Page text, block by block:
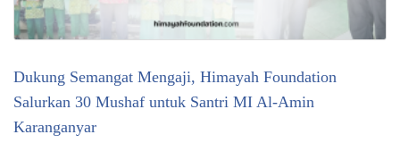
Dukung Semangat Mengaji, Himayah Foundation
Salurkan 30 Mushaf untuk Santri MI Al-Amin
Karanganyar